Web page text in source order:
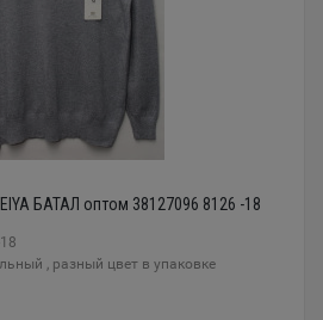
БАТАЛ оптом 38127096 8126 -18
, разный цвет в упаковке